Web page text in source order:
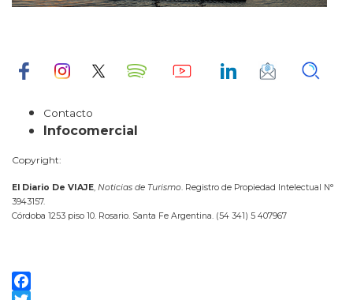
Contacto
Infocomercial
Copyright:
El Diario De VIAJE, Noticias de Turismo. Registro de Propiedad Intelectual N°
3943157.
Córdoba 1253 piso 10. Rosario. Santa Fe Argentina. (54 341) 5 407967